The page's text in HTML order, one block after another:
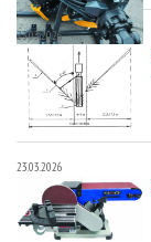
23.03.2026
23.03.2026